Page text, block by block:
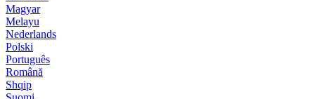
Magyar
Melayu
Nederlands
Polski
Português
Română
Shqip